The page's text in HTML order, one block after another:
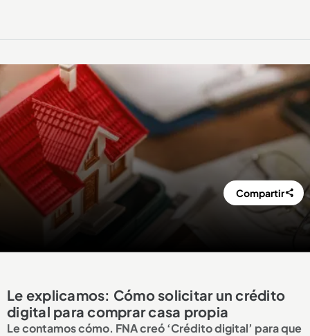
Compartir
Le explicamos: Cómo solicitar un crédito
digital para comprar casa propia
Le contamos cómo. FNA creó ‘Crédito digital’ para que